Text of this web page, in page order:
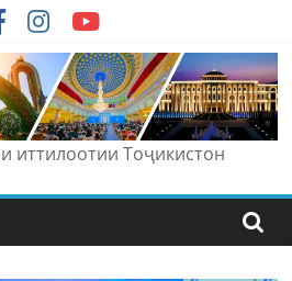
иттилоотии Тоҷикистон